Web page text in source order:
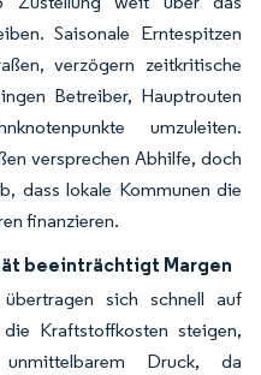
Saisonale Erntespitzen
verzögern zeitkritische
Betreiber, Hauptrouten
umzuleiten.
versprechen Abhilfe, doch
dass lokale Kommunen die
finanzieren.
beeinträchtigt Margen
übertragen sich schnell auf
Kraftstoffkosten steigen,
Druck, da